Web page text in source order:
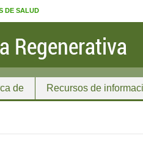
DE SALUD
de Recursos de